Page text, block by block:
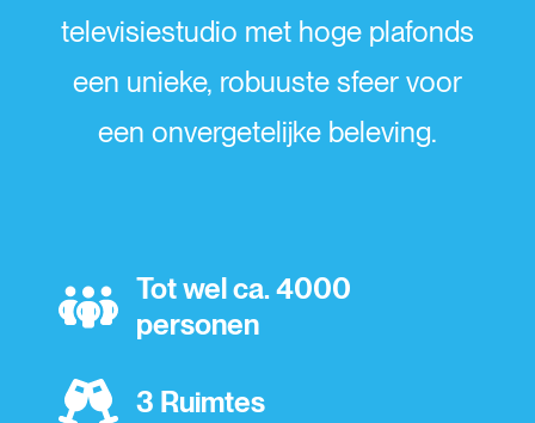
televisiestudio met hoge plafonds
een unieke, robuuste sfeer voor
een onvergetelijke beleving.
Tot wel ca. 4000
personen
3 Ruimtes